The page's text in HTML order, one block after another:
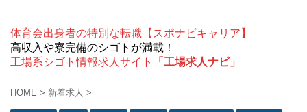
体育会出身者の特別な転職【スポナビキャリア】
高収入や寮完備のシゴトが満載！
工場系シゴト情報求人サイト
「工場求人ナビ」
HOME > 新着求人 >